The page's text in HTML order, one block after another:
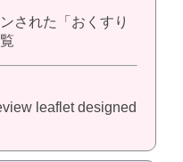
された「おくすり
leaflet designed